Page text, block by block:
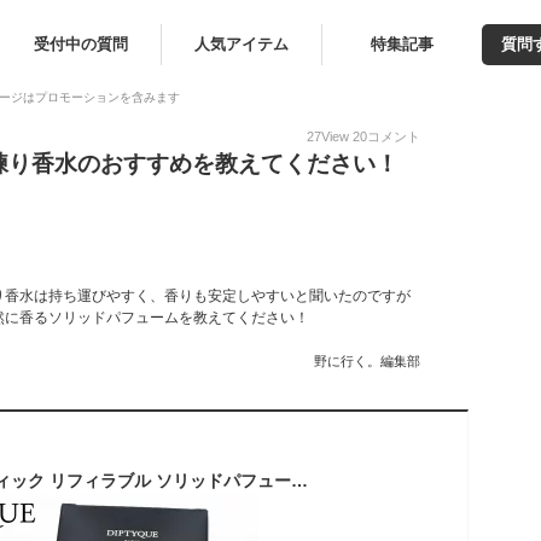
受付中の質問 人気アイテム 特集記事 質問
ジはプロモーションを含みます
27View 20コメント
香水のおすすめを教えてください！
水は持ち運びやすく、香りも安定しやすいと聞いたのですが
香るソリッドパフュームを教えてください！
野に行く。編集部
DIPTYQUE ディプティック リフィラブル ソリッドパフューム オルフェオン 3g ショッパー付き 母の日ブランド包装